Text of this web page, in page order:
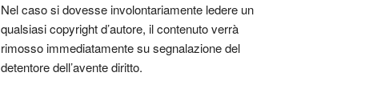
Nel caso si dovesse involontariamente ledere un
qualsiasi copyright d’autore, il contenuto verrà
rimosso immediatamente su segnalazione del
detentore dell’avente diritto.